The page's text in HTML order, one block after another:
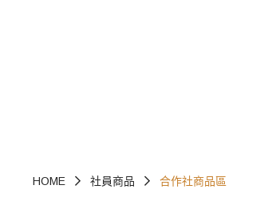
HOME 社員商品 合作社商品區